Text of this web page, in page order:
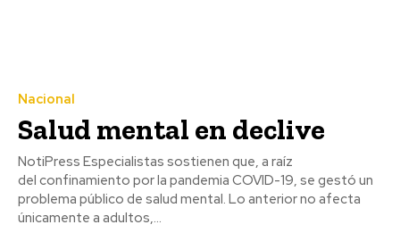
Nacional
Salud mental en declive
NotiPress Especialistas sostienen que, a raíz
del confinamiento por la pandemia COVID-19, se gestó un
problema público de salud mental. Lo anterior no afecta
únicamente a adultos,...